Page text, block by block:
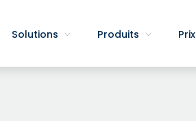
Solutions Produits Prix